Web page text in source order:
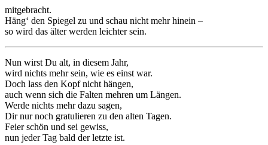
mitgebracht.
Häng‘ den Spiegel zu und schau nicht mehr hinein –
so wird das älter werden leichter sein.
Nun wirst Du alt, in diesem Jahr,
wird nichts mehr sein, wie es einst war.
Doch lass den Kopf nicht hängen,
auch wenn sich die Falten mehren um Längen.
Werde nichts mehr dazu sagen,
Dir nur noch gratulieren zu den alten Tagen.
Feier schön und sei gewiss,
nun jeder Tag bald der letzte ist.